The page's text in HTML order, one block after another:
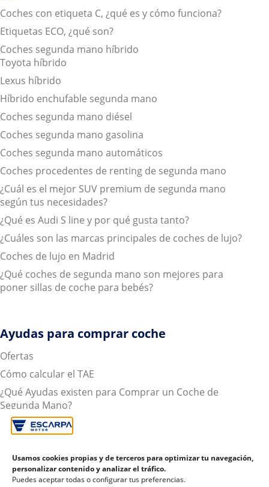
Usamos cookies propias y de terceros para optimizar tu navegación,
personalizar contenido y analizar el tráfico.
Puedes aceptar todas o configurar tus preferencias.
Coches con etiqueta C, ¿qué es y cómo funciona?
Etiquetas ECO, ¿qué son?
Coches segunda mano híbrido
Toyota híbrido
Lexus híbrido
Híbrido enchufable segunda mano
Coches segunda mano diésel
Coches segunda mano gasolina
Coches segunda mano automáticos
Coches procedentes de renting de segunda mano
¿Cuál es el mejor SUV premium de segunda mano
según tus necesidades?
¿Qué es Audi S line y por qué gusta tanto?
¿Cuáles son las marcas principales de coches de lujo?
Coches de lujo en Madrid
¿Qué coches de segunda mano son mejores para
poner sillas de coche para bebés?
Ayudas para comprar coche
Ofertas
Cómo calcular el TAE
¿Qué Ayudas existen para Comprar un Coche de
Segunda Mano?
Todo lo que necesitas saber sobre cómo financiar tu
coche
Coches de segunda mano con garantía
Tasación coche: ¿Qué es y que ventajas tiene?